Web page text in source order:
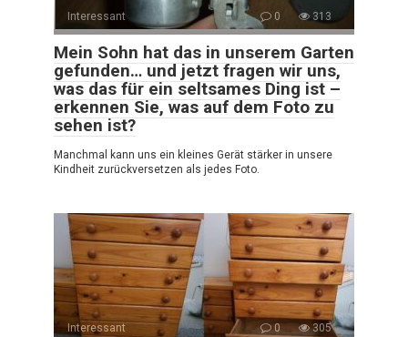
Interessant 0 313
Mein Sohn hat das in unserem Garten
gefunden… und jetzt fragen wir uns,
was das für ein seltsames Ding ist –
erkennen Sie, was auf dem Foto zu
sehen ist?
Manchmal kann uns ein kleines Gerät stärker in unsere
Kindheit zurückversetzen als jedes Foto.
Interessant 0 305